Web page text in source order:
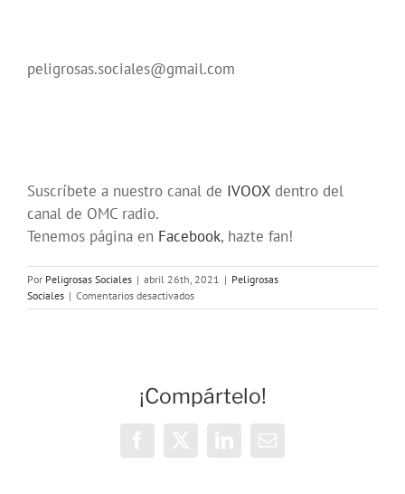
peligrosas.sociales@gmail.com
Suscríbete a nuestro canal de IVOOX dentro del
canal de OMC radio.
Tenemos página en Facebook, hazte fan!
Por Peligrosas Sociales | abril 26th, 2021 | Peligrosas
Sociales | Comentarios desactivadosen
Programa
de
Peligrosas
¡Compártelo!